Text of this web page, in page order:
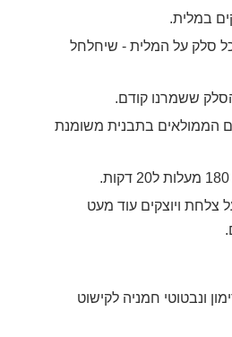
במלית.
על כל סלק על המלית - שיחלחל
ששמרנו קודם.
הממולאים בתבנית משומנת
צלחת ויוצקים עוד מעט
ונבטוטי חמניה לקישוט